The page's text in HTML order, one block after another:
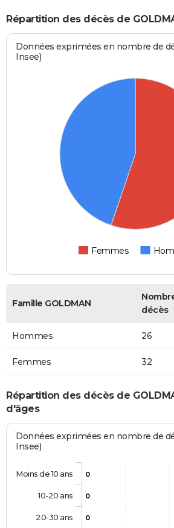
Répartition des décès de
Données exprimées en nombre de
Insee)
Femmes
Famille GOLDMAN
décès
Hommes 26
Femmes 32
Répartition des décès de
d'âges
Données exprimées en nombre de
Insee)
0
0
0
Moins de 10 ans
10-20 ans
20-30 ans